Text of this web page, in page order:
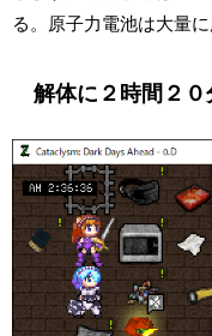
る。原子力電池は大量
解体に２時間２